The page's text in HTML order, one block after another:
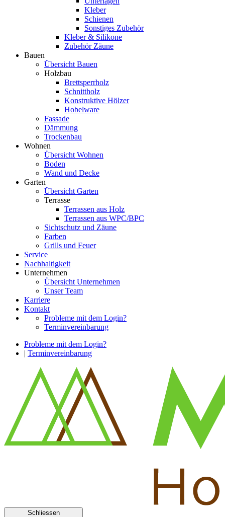
Kleber
Schienen
Sonstiges Zubehör
Kleber & Silikone
Zubehör Zäune
Bauen
Übersicht Bauen
Holzbau
Brettsperrholz
Schnittholz
Konstruktive Hölzer
Hobelware
Fassade
Dämmung
Trockenbau
Wohnen
Übersicht Wohnen
Boden
Wand und Decke
Garten
Übersicht Garten
Terrasse
Terrassen aus Holz
Terrassen aus WPC/BPC
Sichtschutz und Zäune
Farben
Grills und Feuer
Service
Nachhaltigkeit
Unternehmen
Übersicht Unternehmen
Unser Team
Karriere
Kontakt
Probleme mit dem Login?
Terminvereinbarung
Probleme mit dem Login?
| Terminvereinbarung
Schliessen